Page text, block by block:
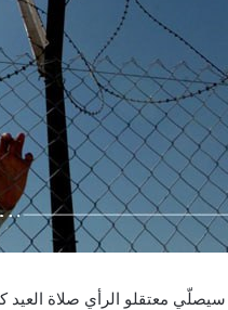
معتقلو الرأي صلاة